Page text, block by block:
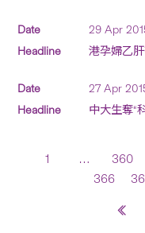
29 Apr
港孕婦乙
27 Apr
中大生奪“
1 … 360
366